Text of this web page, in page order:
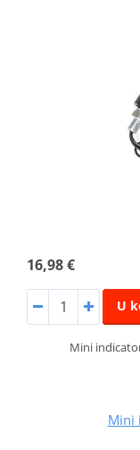
16,98 €
U
Mini
Mini